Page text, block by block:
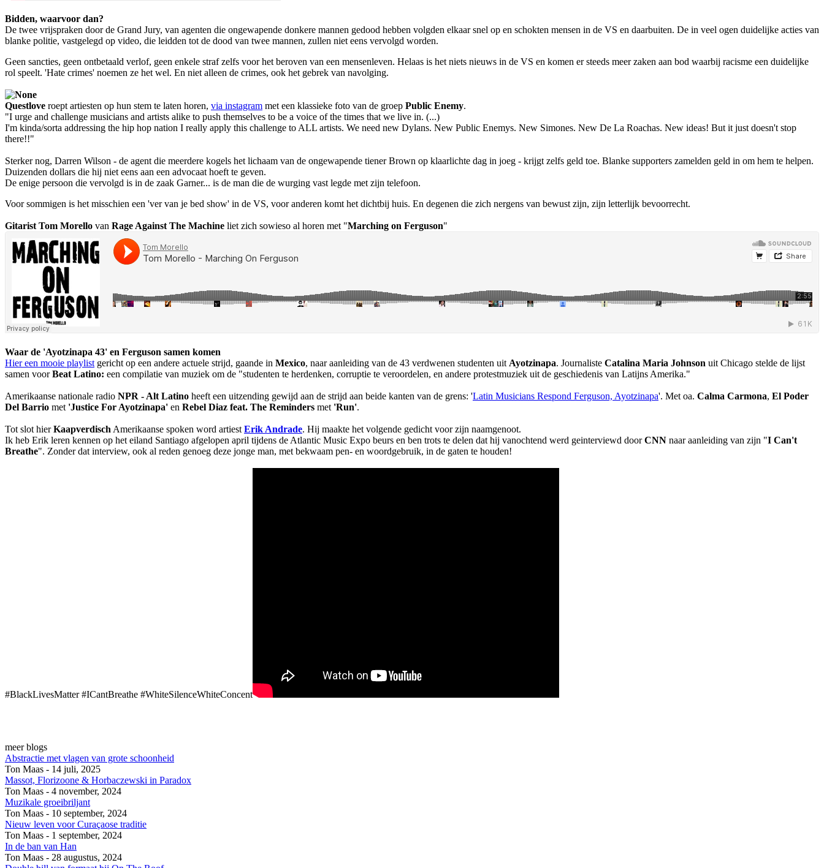
Bidden, waarvoor dan?
De twee vrijspraken door de Grand Jury, van agenten die ongewapende donkere mannen gedood hebben volgden elkaar snel op en schokten mensen in de VS en daarbuiten. De in veel ogen duidelijke acties van
blanke politie, vastgelegd op video, die leidden tot de dood van twee mannen, zullen niet eens vervolgd worden.
Geen sancties, geen ontbetaald verlof, geen enkele straf zelfs voor het beroven van een mensenleven. Helaas is het niets nieuws in de VS en komen er steeds meer zaken aan bod waarbij racisme een duidelijke
rol speelt. 'Hate crimes' noemen ze het wel. En niet alleen de crimes, ook het gebrek van navolging.
Questlove roept artiesten op hun stem te laten horen, via instagram met een klassieke foto van de groep Public Enemy.
"I urge and challenge musicians and artists alike to push themselves to be a voice of the times that we live in. (...)
I'm kinda/sorta addressing the hip hop nation I really apply this challenge to ALL artists. We need new Dylans. New Public Enemys. New Simones. New De La Roachas. New ideas! But it just doesn't stop
there!!"
Sterker nog, Darren Wilson - de agent die meerdere kogels het lichaam van de ongewapende tiener Brown op klaarlichte dag in joeg - krijgt zelfs geld toe. Blanke supporters zamelden geld in om hem te helpen.
Duizenden dollars die hij niet eens aan een advocaat hoeft te geven.
De enige persoon die vervolgd is in de zaak Garner... is de man die de wurging vast legde met zijn telefoon.
Voor sommigen is het misschien een 'ver van je bed show' in de VS, voor anderen komt het dichtbij huis. En degenen die zich nergens van bewust zijn, zijn letterlijk bevoorrecht.
Gitarist Tom Morello van Rage Against The Machine liet zich sowieso al horen met "Marching on Ferguson"
Waar de 'Ayotzinapa 43' en Ferguson samen komen
Hier een mooie playlist gericht op een andere actuele strijd, gaande in Mexico, naar aanleiding van de 43 verdwenen studenten uit Ayotzinapa. Journaliste Catalina Maria Johnson uit Chicago stelde de lijst
samen voorBeat Latino: een compilatie van muziek om de "studenten te herdenken, corruptie te veroordelen, en andere protestmuziek uit de geschiedenis van Latijns Amerika."
Amerikaanse nationale radio NPR - Alt Latino heeft een uitzending gewijd aan de strijd aan beide kanten van de grens: 'Latin Musicians Respond Ferguson, Ayotzinapa'. Met oa. Calma Carmona, El Poder
Del Barrio met 'Justice For Ayotzinapa' en Rebel Diaz feat. The Reminders met 'Run'.
Tot slot hierKaapverdisch Amerikaanse spoken word artiest Erik Andrade. Hij maakte het volgende gedicht voor zijn naamgenoot.
Ik heb Erik leren kennen op het eiland Santiago afgelopen april tijdens de Atlantic Music Expo beurs en ben trots te delen dat hij vanochtend werd geinterviewd doorCNN naar aanleiding van zijn "I Can't
Breathe". Zonder dat interview, ook al reden genoeg deze jonge man, met bekwaam pen- en woordgebruik, in de gaten te houden!
#BlackLivesMatter #ICantBreathe #WhiteSilenceWhiteConcent
meer blogs
Abstractie met vlagen van grote schoonheid
Ton Maas - 14 juli, 2025
Massot, Florizoone & Horbaczewski in Paradox
Ton Maas - 4 november, 2024
Muzikale groeibriljant
Ton Maas - 10 september, 2024
Nieuw leven voor Curaçaose traditie
Ton Maas - 1 september, 2024
In de ban van Han
Ton Maas - 28 augustus, 2024